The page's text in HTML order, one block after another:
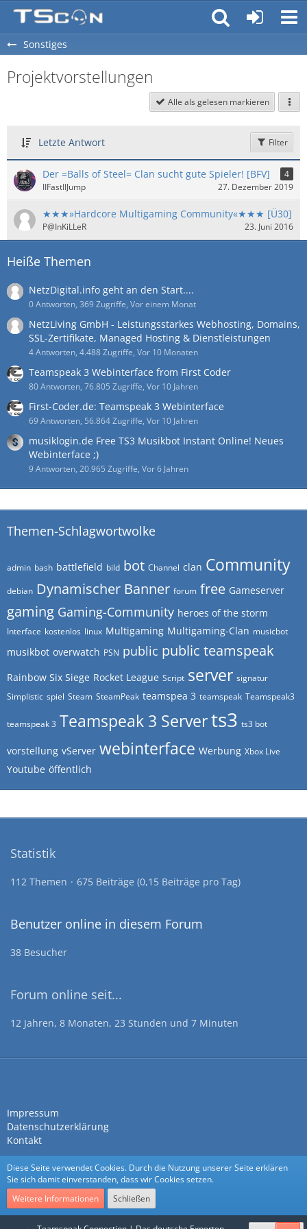
Sonstiges
Projektvorstellungen
Alle als gelesen markieren
Letzte Antwort Filter
Der =Balls of Steel= Clan sucht gute Spieler! [BFV]
4
IIFastIIJump
27. Dezember 2019
​★★★»Hardcore Multigaming Community«★★★ [Ü30]
P@InKiLLeR 23. Juni 2016
Heiße Themen
NetzDigital.info geht an den Start....
0 Antworten, 369 Zugriffe, Vor einem Monat
NetzLiving GmbH - Leistungsstarkes Webhosting, Domains,
SSL-Zertifikate, Managed Hosting & Dienstleistungen
4 Antworten, 4.488 Zugriffe, Vor 10 Monaten
Teamspeak 3 Webinterface from First Coder
80 Antworten, 76.805 Zugriffe, Vor 10 Jahren
First-Coder.de: Teamspeak 3 Webinterface
69 Antworten, 56.864 Zugriffe, Vor 10 Jahren
musiklogin.de Free TS3 Musikbot Instant Online! Neues
Webinterface ;)
9 Antworten, 20.965 Zugriffe, Vor 6 Jahren
Themen-Schlagwortwolke
admin bash battlefield bild bot Channel clan Community
debian Dynamischer Banner forum free Gameserver
gaming Gaming-Community heroes of the storm
Interface kostenlos linux Multigaming Multigaming-Clan musicbot
musikbot overwatch PSN public public teamspeak
Rainbow Six Siege Rocket League Script server signatur
Simplistic spiel Steam SteamPeak teamspea 3 teamspeak Teamspeak3
teamspeak 3 Teamspeak 3 Serverts3 ts3 bot
vorstellung vServer webinterface Werbung Xbox Live
Youtube öffentlich
Statistik
112 Themen 675 Beiträge (0,15 Beiträge pro Tag)
Benutzer online in diesem Forum
38 Besucher
Forum online seit...
12 Jahren, 8 Monaten, 23 Stunden und 7 Minuten
Impressum
Datenschutzerklärung
Kontakt
Community-Software:WoltLab Suite™
Diese Seite verwendet Cookies. Durch die Nutzung unserer Seite erklären
Sie sich damit einverstanden, dass wir Cookies setzen.
Weitere Informationen
Schließen